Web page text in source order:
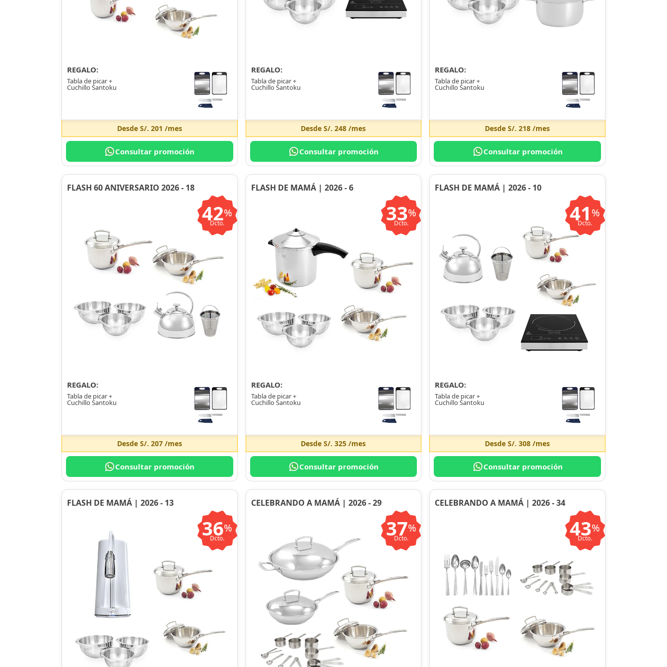
REGALO:
Tabla de picar +
Cuchillo Santoku
Desde S/. 201 /mes
Consultar promoción
REGALO:
Tabla de picar +
Cuchillo Santoku
DesdeS/. 248 /mes
Consultar promoción
REGALO:
Tabla de picar +
Cuchillo Santoku
DesdeS/. 218 /mes
Consultar promoción
FLASH 60 ANIVERSARIO 2026 - 18
42%
Dcto.
REGALO:
Tabla de picar +
Cuchillo Santoku
Desde S/. 207/mes
Consultar promoción
FLASH DE MAMÁ | 2026 - 6
33%
Dcto.
REGALO:
Tabla de picar +
Cuchillo Santoku
DesdeS/. 325 /mes
Consultar promoción
FLASH DE MAMÁ | 2026 - 10
41 %
Dcto.
REGALO:
Tabla de picar +
Cuchillo Santoku
DesdeS/. 308 /mes
Consultar promoción
FLASH DE MAMÁ | 2026 - 13
36%
Dcto.
CELEBRANDO A MAMÁ | 2026 - 29
37%
Dcto.
CELEBRANDO A MAMÁ | 2026 - 34
43%
Dcto.